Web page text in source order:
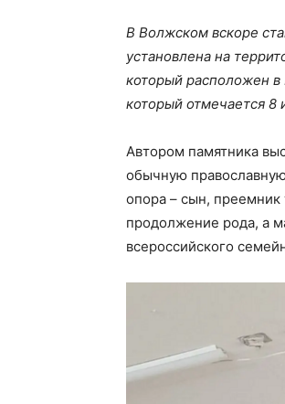
В Волжском вскоре
установлена на
который расположен
который отмечается 8
Автором памятника
обычную
опора – сын,
продолжение рода, а
всероссийского